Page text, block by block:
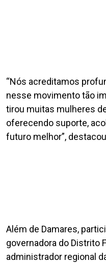
“Nós acreditamos
nesse movimento tão
tirou muitas mulheres
oferecendo suporte,
futuro melhor”,
Além de Damares,
governadora do Distrito
administrador regional